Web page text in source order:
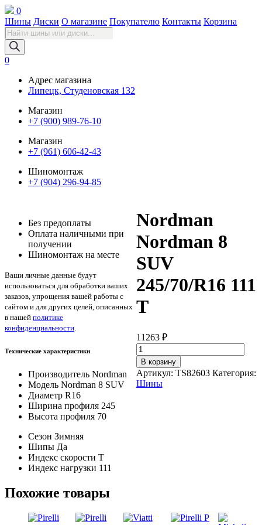
0
Шины Диски О магазине Покупателю Контакты Корзина
Поиск
товаров
0
Адрес магазина
Липецк, Студеновская 132
Магазин
+7 (900) 989-76-10
Магазин
+7 (961) 606-42-43
Шиномонтаж
+7 (904) 296-94-85
Nordman
Nordman 8
SUV
245/70/R16 111
T
11263 ₽
Количество
товара
Nordman
Nordman
8
В корзину
Артикул: TS82603 Категория:
Шины
Без предоплаты
Оплата наличными при
получении
Шиномонтаж на месте
Ваши личные данные будут
использоваться для обработки ваших
заказов, упрощения вашей работы с
сайтом и для других целей, описанных
в нашей политике
конфиденциальности.
Технические характеристики
Производитель Nordman
Модель Nordman 8 SUV
Диаметр R16
Ширина профиля 245
Высота профиля 70
Сезон Зимняя
Шипы Да
Индекс скорости T
Индекс нагрузки 111
Похожие товары